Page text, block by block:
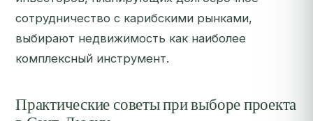
сотрудничество с карибскими рынками,
выбирают недвижимость как наиболее
комплексный инструмент.
Практические советы при выборе проекта